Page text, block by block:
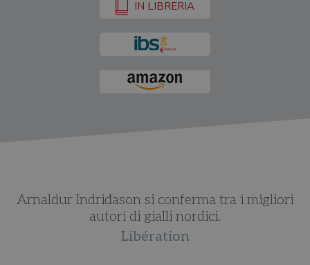
IN LIBRERIA
Arnaldur Indriđason si conferma tra i migliori
autori di gialli nordici.
Libération